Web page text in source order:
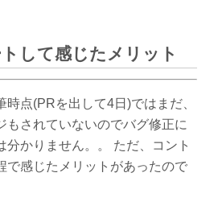
して感じたメリット
点(PRを出して4日)ではまだ、
もされていないのでバグ修正に
分かりません。。 ただ、コント
で感じたメリットがあったので